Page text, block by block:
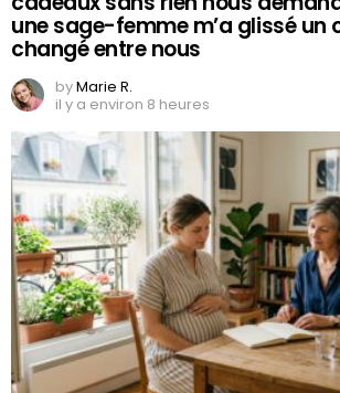
une sage-femme m’a glissé un
changé entre nous
byMarie R.
il y a environ 8 heures